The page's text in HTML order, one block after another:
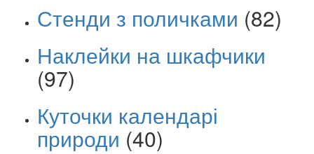
Стенди з поличками (82)
Наклейки на шкафчики
(97)
Куточки календарі
природи (40)